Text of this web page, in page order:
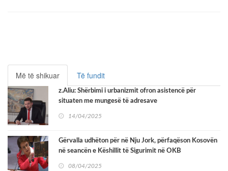
Më të shikuar Të fundit
z.Aliu: Shërbimi i urbanizmit ofron asistencë për
situaten me mungesë të adresave
14/04/2025
Gërvalla udhëton për në Nju Jork, përfaqëson Kosovën
në seancën e Këshillit të Sigurimit në OKB
08/04/2025